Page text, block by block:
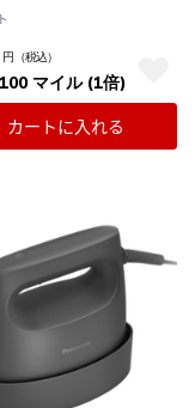
円 （税込）
マイル (1倍)
カートに入れる